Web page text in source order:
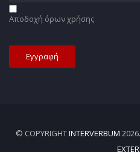
Αποδοχή όρων χρήσης
© COPYRIGHTINTERVERBUM